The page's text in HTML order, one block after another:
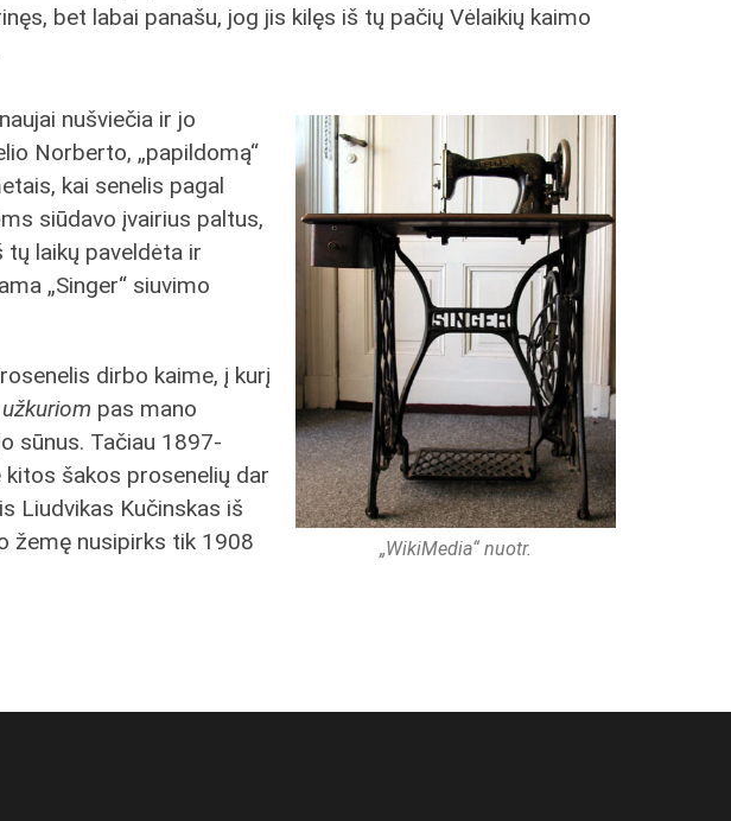
bet labai panašu, jog jis kilęs iš tų pačių Vėlaikių kaimo
„WikiMedia“ nuotr.
nušviečia ir jo
Norberto, „papildomą“
kai senelis pagal
siūdavo įvairius paltus,
tų laikų paveldėta ir
„Singer“ siuvimo
dirbo kaime, į kurį
užkuriom pas mano
sūnus. Tačiau 1897-
kitos šakos prosenelių dar
Liudvikas Kučinskas iš
žemę nusipirks tik 1908